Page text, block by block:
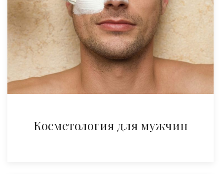
Косметология для мужчин